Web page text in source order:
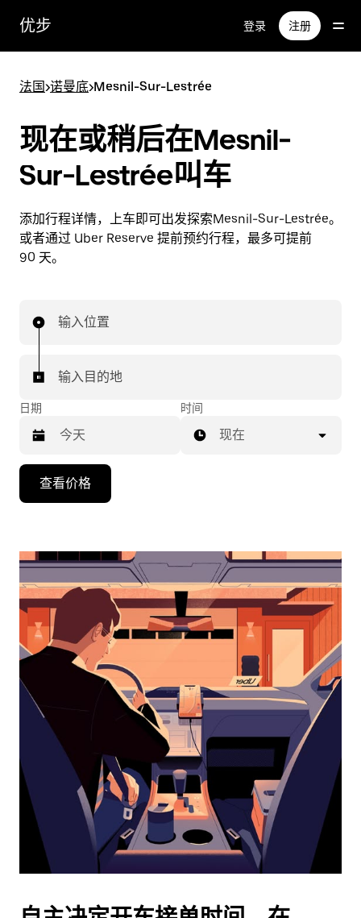
优步 登录 注册
法国>诺曼底>Mesnil-Sur-Lestrée
现在或稍后在Mesnil-
Sur-Lestrée叫车
添加行程详情，上车即可出发探索Mesnil-Sur-Lestrée。
或者通过 Uber Reserve 提前预约行程，最多可提前
90 天。
输入位置
输入目的地
日期
向
头
浏
日
并
期。
按
退
闭
时间
现在
查看价格